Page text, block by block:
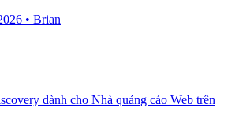
• Brian
dành cho Nhà quảng cáo Web trên